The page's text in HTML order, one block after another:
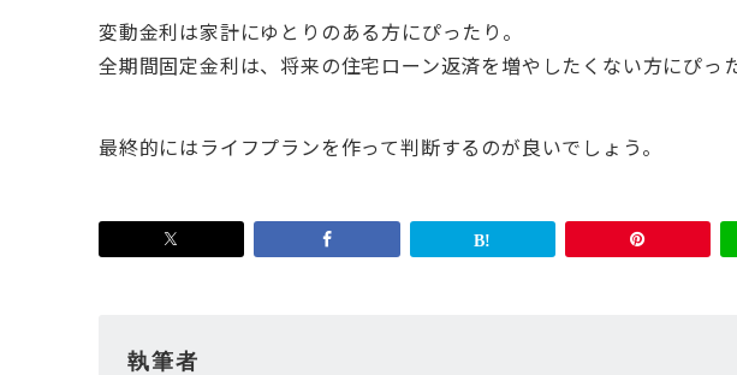
変動金利は家計にゆとりのある方にぴったり。
全期間固定金利は、将来の住宅ローン返済を増やしたくない方にぴった
最終的にはライフプランを作って判断するのが良いでしょう。
執筆者